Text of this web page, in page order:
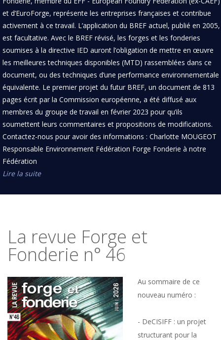
et d’EuroForge, représente les entreprises françaises et contribue
activement à ce travail. L’application du BREF actuel, publié en 2005,
est facultative. Avec le BREF révisé, les forges et les fonderies
soumises à la directive IED auront l’obligation de mettre en œuvre
les meilleures techniques disponibles (MTD) rassemblées dans ce
document, ou des techniques d’une performance environnementale
équivalente. Le premier projet du futur BREF, un document de 813
pages écrit par la Commission européenne, a été diffusé aux
membres du groupe de travail en février 2023 pour qu’ils
soumettent leurs commentaires et propositions de modifications.
Contactez-nous pour avoir des informations : Charlotte MOUGEOT
Responsable Environnement Fédération Forge Fonderie à notre
Fédération
Lire la suite
La revue Forge et
Fonderie n° 46
Au sommaire de ce
nouveau numéro :
- DeCISIFF : un projet
structurant pour la